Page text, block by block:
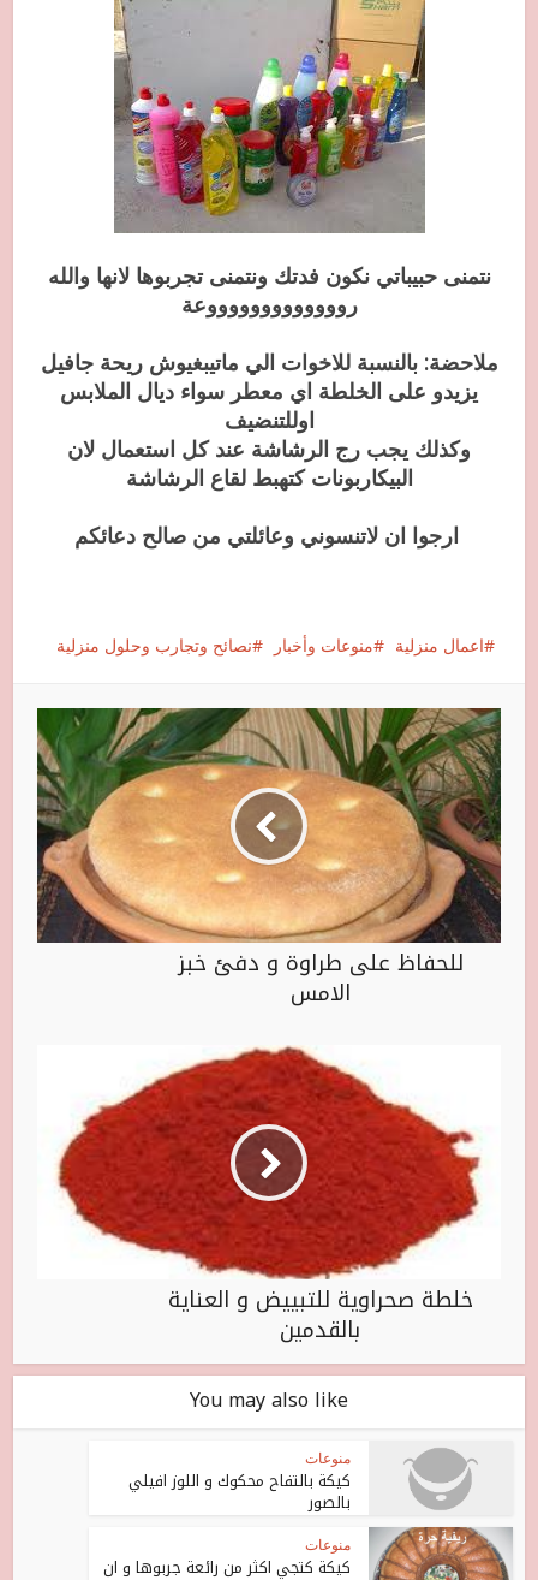
نتمنى حبيباتي نكون فدتك ونتمنى تجربوها لانها والله
روووووووووووووعة
ملاحضة: بالنسبة للاخوات الي ماتيبغيوش ريحة جافيل
يزيدو على الخلطة اي معطر سواء ديال الملابس
اوللتنضيف
وكذلك يجب رج الرشاشة عند كل استعمال لان
البيكاربونات كتهبط لقاع الرشاشة
ارجوا ان لاتنسوني وعائلتي من صالح دعائكم
اعمال منزلية منوعات وأخبار نصائح وتجارب وحلول منزلية
للحفاظ على طراوة و دفئ خبز
الامس
خلطة صحراوية للتبييض و العناية
بالقدمين
You may also like
منوعات
كيكة بالتفاح محكوك و اللوز افيلي
بالصور
منوعات
كيكة كتجي اكثر من رائعة جربوها و ان